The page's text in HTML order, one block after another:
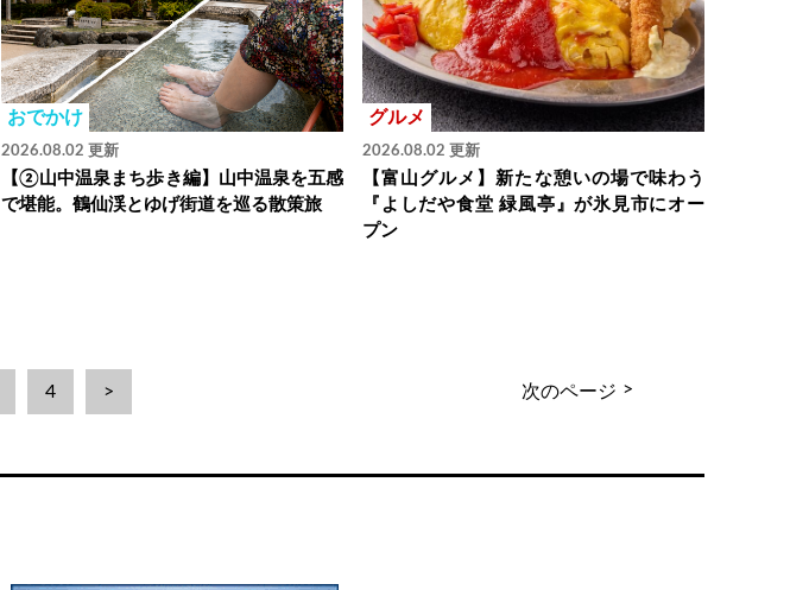
おでかけ
2026.08.02 更新
【②山中温泉まち歩き編】山中温泉を五感
で堪能。鶴仙渓とゆげ街道を巡る散策旅
グルメ
2026.08.02 更新
【富山グルメ】新たな憩いの場で味わう
『よしだや食堂 緑風亭』が氷見市にオー
プン
4 > 次のページ >